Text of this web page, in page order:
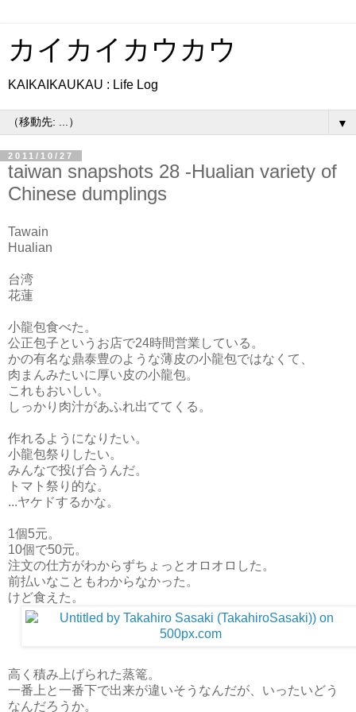
カイカイカウカウ
KAIKAIKAUKAU : Life Log
▼
2011/10/27
taiwan snapshots 28 -Hualian variety of
Chinese dumplings
Tawain
Hualian
台湾
花蓮
小龍包食べた。
公正包子というお店で24時間営業している。
かの有名な鼎泰豊のような薄皮の小龍包ではなくて、
肉まんみたいに厚い皮の小龍包。
これもおいしい。
しっかり肉汁があふれ出ててくる。
作れるようになりたい。
小龍包祭りしたい。
みんなで投げ合うんだ。
トマト祭り的な。
...ヤケドするかな。
1個5元。
10個で50元。
注文の仕方がわからずちょっとオロオロした。
前払いなこともわからなかった。
けど食えた。
高く積み上げられた蒸篭。
一番上と一番下で出来が違いそうなんだが、いったいどう
なんだろうか。